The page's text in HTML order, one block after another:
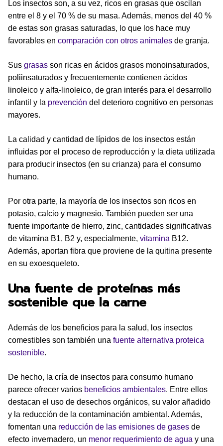
Los insectos son, a su vez, ricos en grasas que oscilan
entre el 8 y el 70 % de su masa. Además, menos del 40 %
de estas son grasas saturadas, lo que los hace muy
favorables en comparación con otros animales de granja.
Sus grasas son ricas en ácidos grasos monoinsaturados,
poliinsaturados y frecuentemente contienen ácidos
linoleico y alfa-linoleico, de gran interés para el desarrollo
infantil y la prevención del deterioro cognitivo en personas
mayores.
La calidad y cantidad de lípidos de los insectos están
influidas por el proceso de reproducción y la dieta utilizada
para producir insectos (en su crianza) para el consumo
humano.
Por otra parte, la mayoría de los insectos son ricos en
potasio, calcio y magnesio. También pueden ser una
fuente importante de hierro, zinc, cantidades significativas
de vitamina B1, B2 y, especialmente, vitamina B12.
Además, aportan fibra que proviene de la quitina presente
en su exoesqueleto.
Una fuente de proteínas más
sostenible que la carne
Además de los beneficios para la salud, los insectos
comestibles son también una fuente alternativa proteica
sostenible.
De hecho, la cría de insectos para consumo humano
parece ofrecer varios beneficios ambientales. Entre ellos
destacan el uso de desechos orgánicos, su valor añadido
y la reducción de la contaminación ambiental. Además,
fomentan una reducción de las emisiones de gases de
efecto invernadero, un menor requerimiento de agua y una